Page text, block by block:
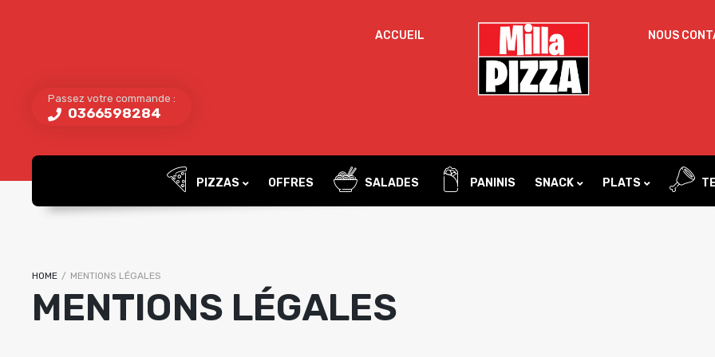
NOUS
ACCUEIL
Passez votre commande :
0366598284
OBLIGATOIRE
SE CONNECTER
Mot de passe perdu ?
PIZZAS OFFRES SALADES PANINIS SNACK PLATS
HOME / MENTIONS LÉGALES
MENTIONS LÉGALES